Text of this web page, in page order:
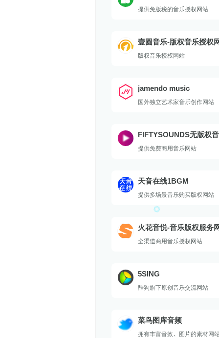
提供免版税的音乐授权网站
壹圆音乐-版权音乐授权
罐头背景音乐素材及轻
乐
版权音乐授权网站
jamendo music
国外独立艺术家音乐创作网站
FIFTYSOUNDS无版权
费商用 – 音乐资源库
提供免费商用音乐网站
天音在线1BGM
提供多场景音乐购买版权网站
火花音悦-音乐版权服务
版音乐好听不贵
全渠道商用音乐授权网站
5SING
酷狗旗下原创音乐交流网站
菜鸟图库音频
拥有丰富音效、图片的素材网